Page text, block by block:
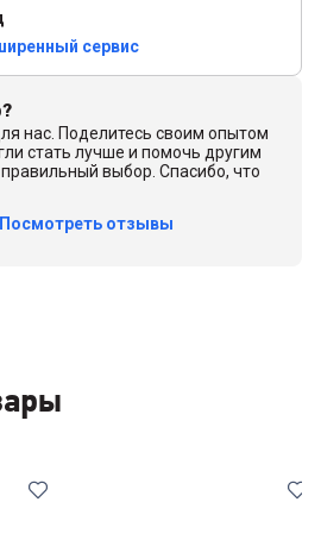
сервис
нас. Поделитесь своим опытом
стать лучше и помочь другим
выбор. Спасибо, что
Посмотреть отзывы